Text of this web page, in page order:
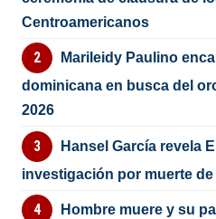
Centroamericanos
Marileidy Paulino
dominicana en busca del
2026
Hansel García revela
investigación por muerte
Hombre muere y su